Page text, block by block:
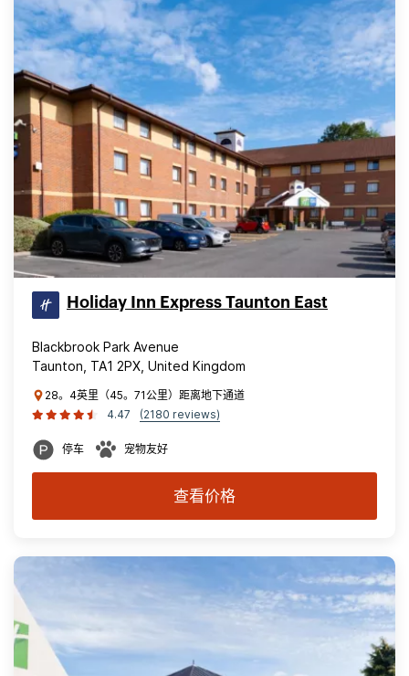
Holiday Inn Express Taunton East
Blackbrook Park Avenue
Taunton, TA1 2PX, United Kingdom
28。4英里（45。71公里）距离地下通道
4.47
(2180 reviews)
停车 宠物友好
查看价格